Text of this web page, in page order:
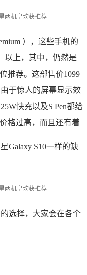
），这些手机的
以上，其中，仍然是
推荐。这部售价1099
于惊人的屏幕显示效
快充以及S Pen都给
格过高，而且还有着
Galaxy S10一样的缺
选择，大家会在各个